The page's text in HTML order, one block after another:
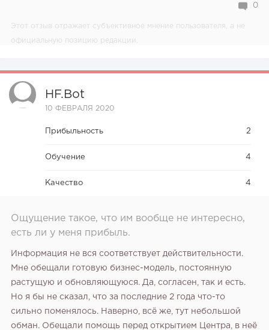
0
Этот отзыв отражает субъективное мнение пользователя, а не
официальную позицию редакции.
HF.bot
10 ФЕВРАЛЯ 2020
Прибыльность 2
Обучение 4
Качество 4
Ощущение такое, что им вообще не интересно,
есть ли у меня прибыль.
Информация не вся соответствует действительности.
Мне обещали готовую бизнес-модель, постоянную
растущую и обновляющуюся. Да, согласен, так и есть.
Но я бы не сказал, что за последние 2 года что-то
сильно поменялось. Наверно, всё же, тут небольшой
обман. Обещали помощь перед открытием Центра, в неё